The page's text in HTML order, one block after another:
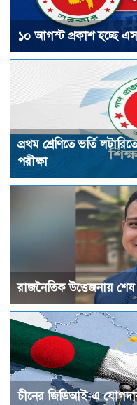
১০ আগস্ট প্রকাশ হচ্ছে
প্রথম শ্রেণিতে ভর্তি
পরীক্ষা
রাজনৈতিক উত্তেজনায়
চীনের জিডিআই-এ